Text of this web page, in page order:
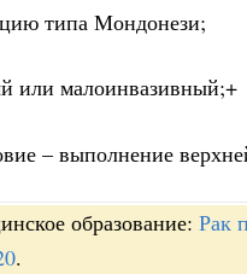
типа Мондонези;
или малоинвазивный;+
– выполнение
образование: Рак
.